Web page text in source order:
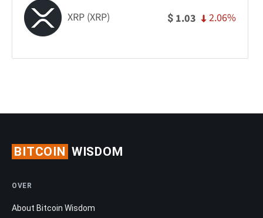
XRP (XRP) $ 1.03 2.06%
BITCOIN WISDOM
OVER
About Bitcoin Wisdom